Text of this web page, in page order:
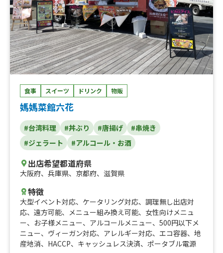
食事 スイーツ ドリンク 物販
媽媽菜館六花
#台湾料理 #丼ぶり #唐揚げ
#串焼き
#ジェラート
#アルコール・お酒
出店希望都道府県
大阪府、 兵庫県、 京都府、 滋賀県
特徴
大型イベント対応、 ケータリング対応、 調理無し出店対
応、 遠方可能、 メニュー組み換え可能、 女性向けメニュ
ー、 お子様メニュー、 アルコールメニュー、 500円以下メ
ニュー、 ヴィーガン対応、 アレルギー対応、 エコ容器、 地
産地消、 HACCP、 キャッシュレス決済、 ポータブル電源